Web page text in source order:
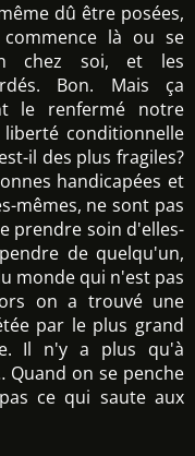
dû être posées,
là ou se
chez soi, et les
Bon. Mais ça
le renfermé notre
conditionnelle
il des plus fragiles?
handicapées et
mêmes, ne sont pas
prendre soin d'elles-
de quelqu'un,
monde qui n'est pas
on a trouvé une
par le plus grand
Il n'y a plus qu'à
Quand on se penche
ce qui saute aux